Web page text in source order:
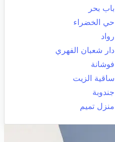
باب بحر
حي الخضراء
رواد
دار شعبان الفهري
فوشانة
ساقية الزيت
جندوبة
منزل تميم